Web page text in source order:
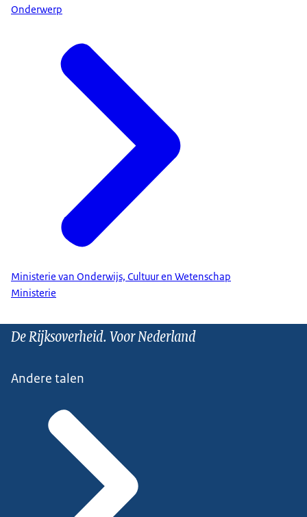
Onderwerp
Ministerie van Onderwijs, Cultuur en Wetenschap
Ministerie
De Rijksoverheid. Voor Nederland
Andere talen